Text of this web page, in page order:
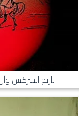
تاريخ الشركس